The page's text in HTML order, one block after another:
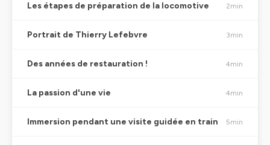
Les étapes de préparation de la locomotive 2min
Portrait de Thierry Lefebvre 3min
Des années de restauration ! 4min
La passion d'une vie 4min
Immersion pendant une visite guidée en train 5min